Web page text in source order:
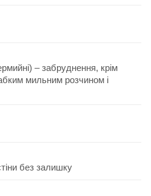
– забруднення, крім
мильним розчином і
без залишку